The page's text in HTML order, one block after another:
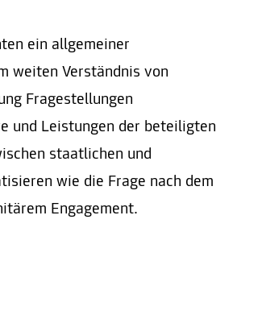
ein allgemeiner
weiten Verständnis von
Fragestellungen
und Leistungen der beteiligten
staatlichen und
wie die Frage nach dem
Engagement.